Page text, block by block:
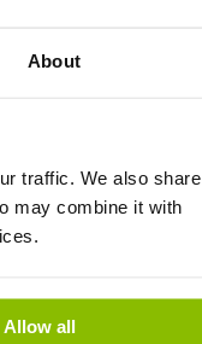
About
traffic. We also share
may combine it with
Allow all